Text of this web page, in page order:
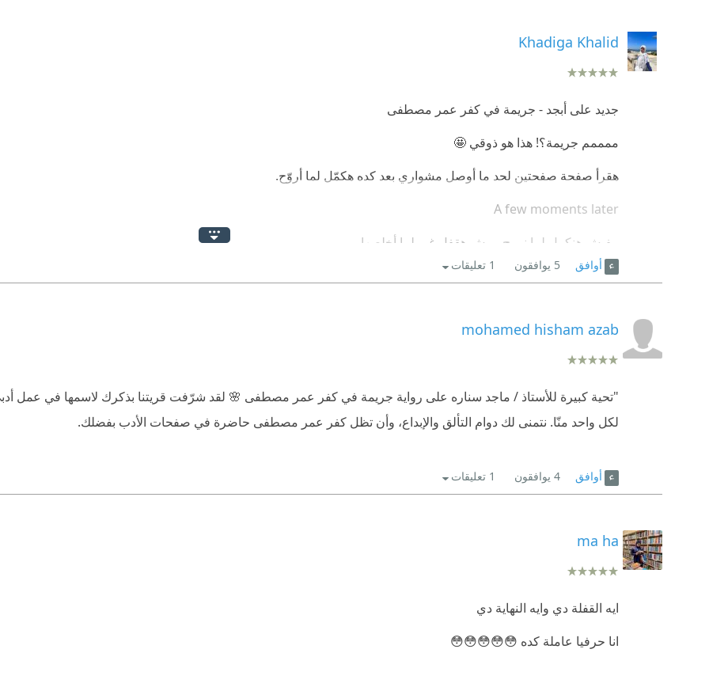
Khadiga Khalid
جديد على أبجد - جريمة في كفر عمر مصطفى
ممممم جريمة؟! هذا هو ذوقي 🤩
هقرأ صفحة صفحتين لحد ما أوصل مشواري بعد كده هكمّل لما أروّح.
A few moments later
مفيش هنكمل لما نروح.. مش هقفل غير لما أخلصها.
ساعة وخمس دقايق هو الوقت اللي انتهيت فيه من العدد الأول من سلسلة "المحقق منصور زوربا"، بعد كل صفحة وكل
جريمة قتل بتحصل في أكثر الأماكن وداعة، قرية ريفية جميلة من اللي بنسافر لها في الإجازة عشان نغيَّر جو.. وبنقول احنا
المحقق طاهر بيحاول يوصل للجاني الحقيقي، وبعد محاولات -قليلة- بيوصل.
لكن المفاجأة.. مش ده القاتل!
بيضطر يلجأ للمحقق منصور زوبا واللي بمساعدته بيوصل للجاني الحقيقي!
رواية ممتعة ومشوقة ومن مكاني هذا أحب أعرف.. العدد التاني امتى 😁
تقييمي بالتأكيد ⭐⭐⭐⭐⭐
أوافق 5 يوافقون 1 تعليقات
mohamed hisham azab
"تحية كبيرة للأستاذ / ماجد سناره على رواية جريمة في كفر عمر مصطفى 🌸 لقد شرّفت قريتنا بذكرك لاسمها في عمل
لكل واحد منّا. نتمنى لك دوام التألق والإبداع، وأن تظل كفر عمر مصطفى حاضرة في صفحات الأدب بفضلك.
أوافق 4 يوافقون 1 تعليقات
ma ha
ايه القفلة دي وايه النهاية دي
انا حرفيا عاملة كده 😳😳😳😳😳